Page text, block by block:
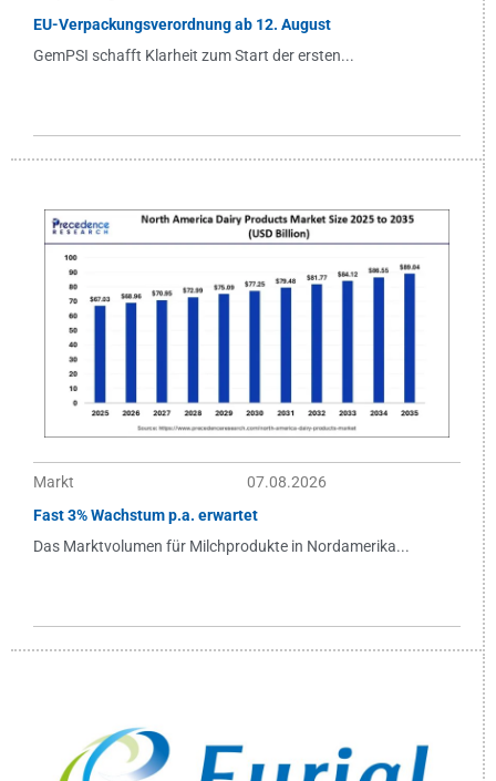
EU-Verpackungsverordnung ab 12. August
GemPSI schafft Klarheit zum Start der ersten...
Markt
07.08.2026
Fast 3% Wachstum p.a. erwartet
Das Marktvolumen für Milchprodukte in Nordamerika...